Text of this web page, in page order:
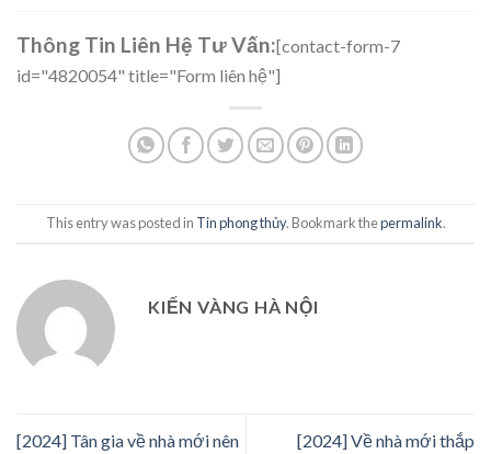
Thông Tin Liên Hệ Tư Vấn:[contact-form-7
id="4820054" title="Form liên hệ"]
This entry was posted in Tin phong thủy. Bookmark thepermalink.
KIẾN VÀNG HÀ NỘI
[2024] Tân gia về nhà mới nên
[2024] Về nhà mới thắp